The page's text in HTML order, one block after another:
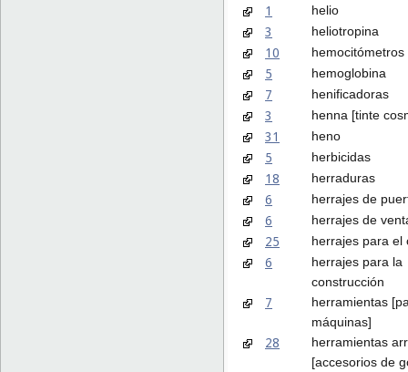
1 helio
3 heliotropina
10 hemocitómetros
5 hemoglobina
7 henificadoras
3 henna [tinte
31 heno
5 herbicidas
18 herraduras
6 herrajes de
6 herrajes de
25 herrajes para el
6
herrajes para la
construcción
7
herramientas
máquinas]
28
herramientas
[accesorios de